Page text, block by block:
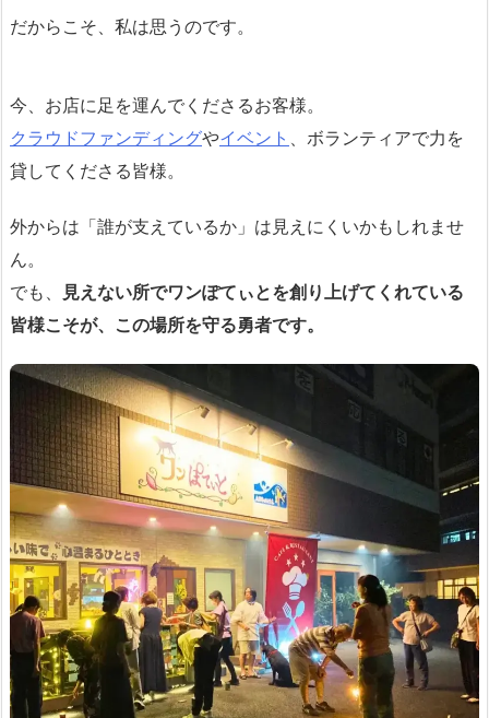
だからこそ、私は思うのです。
今、お店に足を運んでくださるお客様。
クラウドファンディングやイベント 、ボランティアで力を
貸してくださる皆様。
外からは「誰が支えているか」は見えにくいかもしれませ
ん。
でも、
見えない所でワンぽてぃとを創り上げてくれている
皆様こそが、この場所を守る勇者です。